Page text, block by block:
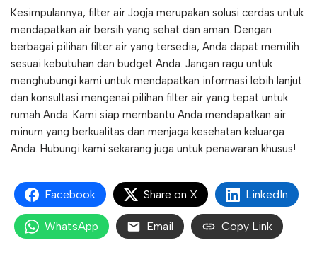
Kesimpulannya, filter air Jogja merupakan solusi cerdas untuk
mendapatkan air bersih yang sehat dan aman. Dengan
berbagai pilihan filter air yang tersedia, Anda dapat memilih
sesuai kebutuhan dan budget Anda. Jangan ragu untuk
menghubungi kami untuk mendapatkan informasi lebih lanjut
dan konsultasi mengenai pilihan filter air yang tepat untuk
rumah Anda. Kami siap membantu Anda mendapatkan air
minum yang berkualitas dan menjaga kesehatan keluarga
Anda. Hubungi kami sekarang juga untuk penawaran khusus!
Facebook Share on X LinkedIn
WhatsApp Email Copy Link